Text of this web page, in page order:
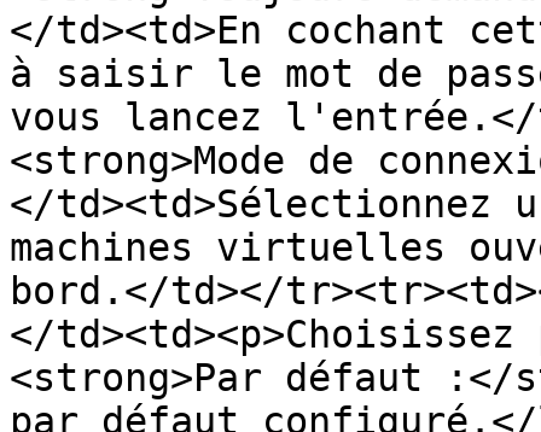
</td><td>En cochant
à saisir le mot de
vous lancez
<strong>Mode de
</td><td>Sélectionnez
machines virtuelles
bord.</td></
</
<strong>Par défaut
par défaut